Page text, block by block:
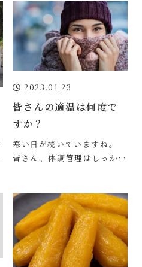
2023.01.23
皆さんの適温は何度で
すか？
寒い日が続いていますね。
皆さん、体調管理はしっかり
波が迫っています